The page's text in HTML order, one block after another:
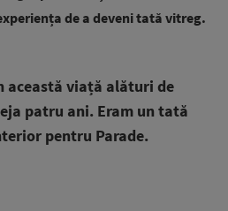
de a deveni tată vitreg.
această viață alături de
patru ani. Eram un tată
pentru Parade.